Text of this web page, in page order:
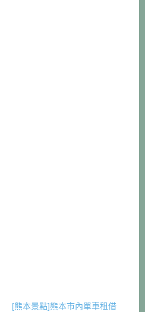
[熊本景點]熊本市內單車租借